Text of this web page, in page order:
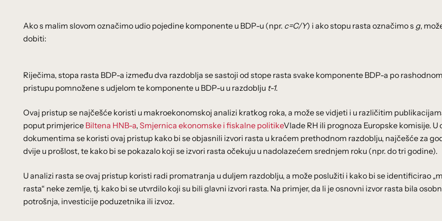
Ako s malim slovom označimo udio pojedine komponente u BDP-u (npr. c=C/Y) i ako stopu rasta označimo s g,
dobiti:
Riječima, stopa rasta BDP-a između dva razdoblja se sastoji od stope rasta svake komponente BDP-a po rashodnom
pristupu pomnožene s udjelom te komponente u BDP-u u razdoblju t-1.
Ovaj pristup se najčešće koristi u makroekonomskoj analizi kratkog roka, a može se vidjeti i u različitim
poput primjerice Biltena HNB-a, Smjernica ekonomske i fiskalne politikeVlade RH ili prognoza Europske komisije. U
dokumentima se koristi ovaj pristup kako bi se objasnili izvori rasta u kraćem prethodnom razdoblju, najčešće za
dvije u prošlost, te kako bi se pokazalo koji se izvori rasta očekuju u nadolazećem srednjem roku (npr. do tri godine).
U analizi rasta se ovaj pristup koristi radi promatranja u duljem razdoblju, a može poslužiti i kako bi se identificirao
rasta“ neke zemlje, tj. kako bi se utvrdilo koji su bili glavni izvori rasta. Na primjer, da li je osnovni izvor rasta bila
potrošnja, investicije poduzetnika ili izvoz.